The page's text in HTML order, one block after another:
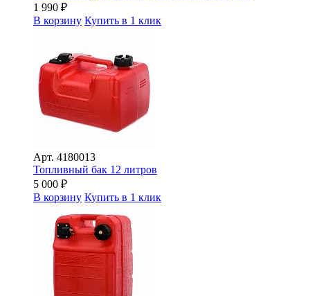
1 990 ₽
В корзину Купить в 1 клик
Арт. 4180013
Топливный бак 12 литров
5 000 ₽
В корзину Купить в 1 клик